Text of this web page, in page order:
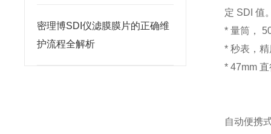
密理博SDI仪滤膜膜片的正确维
护流程全解析
定 SDI 值
* 量筒，
* 秒表，
* 47mm
自动便携